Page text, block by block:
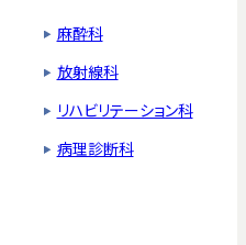
麻酔科
放射線科
リハビリテーション科
病理診断科